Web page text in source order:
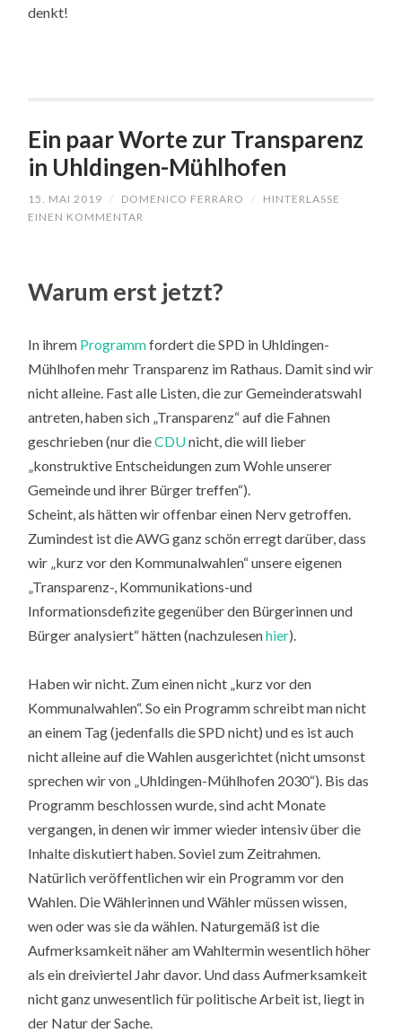
denkt!
Ein paar Worte zur Transparenz
in Uhldingen-Mühlhofen
15. MAI 2019 / DOMENICO FERRARO /
HINTERLASSE
EINEN KOMMENTAR
Warum erst jetzt?
In ihrem Programmfordert die SPD in Uhldingen-
Mühlhofen mehr Transparenz im Rathaus. Damit sind wir
nicht alleine. Fast alle Listen, die zur Gemeinderatswahl
antreten, haben sich „Transparenz“ auf die Fahnen
geschrieben (nur dieCDUnicht, die will lieber
„konstruktive Entscheidungen zum Wohle unserer
Gemeinde und ihrer Bürger treffen“).
Scheint, als hätten wir offenbar einen Nerv getroffen.
Zumindest ist die AWG ganz schön erregt darüber, dass
wir „kurz vor den Kommunalwahlen“ unsere eigenen
„Transparenz-, Kommunikations-und
Informationsdefizite gegenüber den Bürgerinnen und
Bürger analysiert“ hätten (nachzulesenhier).
Haben wir nicht. Zum einen nicht „kurz vor den
Kommunalwahlen“. So ein Programm schreibt man nicht
an einem Tag (jedenfalls die SPD nicht) und es ist auch
nicht alleine auf die Wahlen ausgerichtet (nicht umsonst
sprechen wir von „Uhldingen-Mühlhofen 2030“). Bis das
Programm beschlossen wurde, sind acht Monate
vergangen, in denen wir immer wieder intensiv über die
Inhalte diskutiert haben. Soviel zum Zeitrahmen.
Natürlich veröffentlichen wir ein Programm vor den
Wahlen. Die Wählerinnen und Wähler müssen wissen,
wen oder was sie da wählen. Naturgemäß ist die
Aufmerksamkeit näher am Wahltermin wesentlich höher
als ein dreiviertel Jahr davor. Und dass Aufmerksamkeit
nicht ganz unwesentlich für politische Arbeit ist, liegt in
der Natur der Sache.